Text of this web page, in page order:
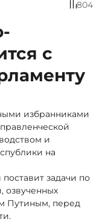
804
с
избранниками
и
на
задачи по
озвученных
Путиным, перед